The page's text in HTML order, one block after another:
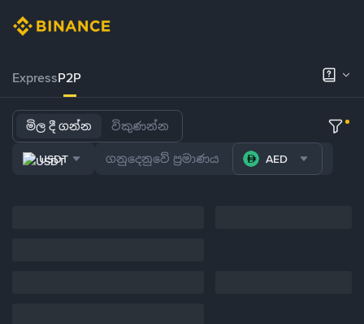
ExpressP2P
මිල දී ගන්න විකුණන්න
USDT AED